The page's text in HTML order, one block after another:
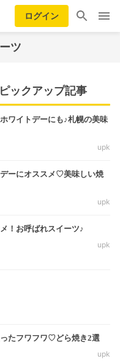
ログイン
ツ
ックアップ記事
ワイトデーにも♪札幌の美味
upk
デーにオススメ♡美味しい焼
upk
！お呼ばれスイーツ♪
upk
たフワフワ♡どら焼き2選
upk